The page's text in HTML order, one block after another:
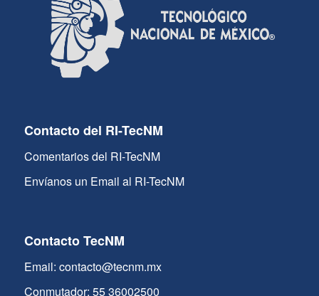
Contacto del RI-TecNM
Comentarios del RI-TecNM
Envíanos un Email al RI-TecNM
Contacto TecNM
Email: contacto@tecnm.mx
Conmutador: 55 36002500